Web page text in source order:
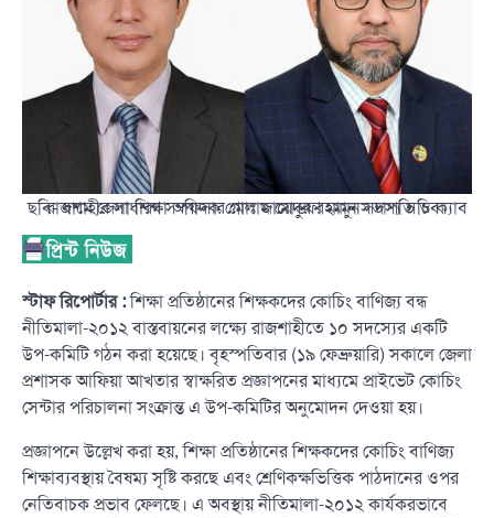
ছবি- বামে জেলা শিক্ষা অফিসার মোঃ জায়েদুর রহমান সভাপতি ও ক্যাব রাজশাহীর সাধারণ সম্পাদক গোলাম মোস্তফা মামুন সদস্য সচিব।
স্টাফ রিপোর্টার :শিক্ষা প্রতিষ্ঠানের শিক্ষকদের কোচিং বাণিজ্য বন্ধ
নীতিমালা-২০১২ বাস্তবায়নের লক্ষ্যে রাজশাহীতে ১০ সদস্যের একটি
উপ-কমিটি গঠন করা হয়েছে। বৃহস্পতিবার (১৯ ফেব্রুয়ারি) সকালে জেলা
প্রশাসক আফিয়া আখতার স্বাক্ষরিত প্রজ্ঞাপনের মাধ্যমে প্রাইভেট কোচিং
সেন্টার পরিচালনা সংক্রান্ত এ উপ-কমিটির অনুমোদন দেওয়া হয়।
প্রজ্ঞাপনে উল্লেখ করা হয়, শিক্ষা প্রতিষ্ঠানের শিক্ষকদের কোচিং বাণিজ্য
শিক্ষাব্যবস্থায় বৈষম্য সৃষ্টি করছে এবং শ্রেণিকক্ষভিত্তিক পাঠদানের ওপর
নেতিবাচক প্রভাব ফেলছে। এ অবস্থায় নীতিমালা-২০১২ কার্যকরভাবে